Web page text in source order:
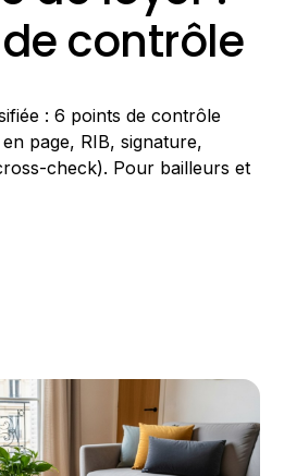
contrôle
: 6 points de contrôle
page, RIB, signature,
check). Pour bailleurs et